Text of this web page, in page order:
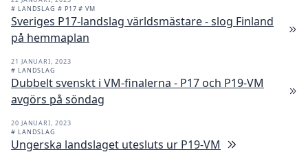
# LANDSLAG # P17# VM
Sveriges P17-landslag världsmästare - slog Finland
på hemmaplan
21 JANUARI, 2023
# LANDSLAG
Dubbelt svenskt i VM-finalerna - P17 och P19-VM
avgörs på söndag
20 JANUARI, 2023
# LANDSLAG
Ungerska landslaget utesluts ur P19-VM